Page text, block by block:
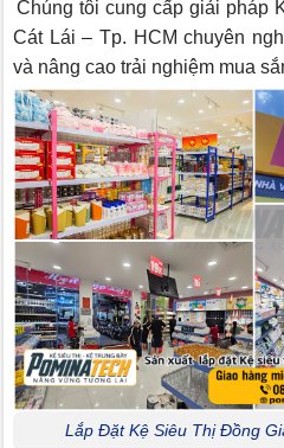
Chúng tôi cung cấp giải pháp
Cát Lái – Tp. HCM chuyên
và nâng cao trải nghiệm mua
Lắp Đặt Kệ Siêu Thị Đồng